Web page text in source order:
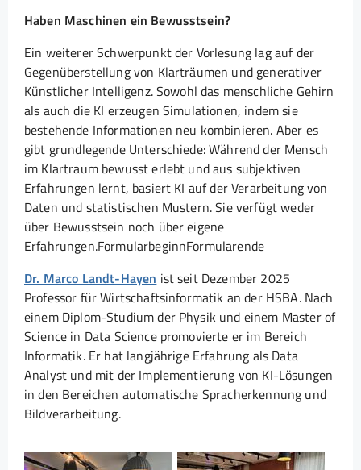
Haben Maschinen ein Bewusstsein?
Ein weiterer Schwerpunkt der Vorlesung lag auf der
Gegenüberstellung von Klarträumen und generativer
Künstlicher Intelligenz. Sowohl das menschliche Gehirn
als auch die KI erzeugen Simulationen, indem sie
bestehende Informationen neu kombinieren. Aber es
gibt grundlegende Unterschiede: Während der Mensch
im Klartraum bewusst erlebt und aus subjektiven
Erfahrungen lernt, basiert KI auf der Verarbeitung von
Daten und statistischen Mustern. Sie verfügt weder
über Bewusstsein noch über eigene
Erfahrungen.FormularbeginnFormularende
Dr. Marco Landt-Hayen ist seit Dezember 2025
Professor für Wirtschaftsinformatik an der HSBA. Nach
einem Diplom-Studium der Physik und einem Master of
Science in Data Science promovierte er im Bereich
Informatik. Er hat langjährige Erfahrung als Data
Analyst und mit der Implementierung von KI-Lösungen
in den Bereichen automatische Spracherkennung und
Bildverarbeitung.
Show larger version for: Show larger version for: